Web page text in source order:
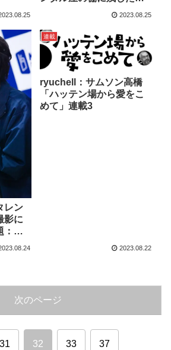
100本の映画…連載65
2023.08.25
レン
影に
：ド
ム
連載
ryuchell：サムソン高橋
「ハッテン場から愛をこ
めて」連載3
2023.08.22
次のページ
31 32 33 37